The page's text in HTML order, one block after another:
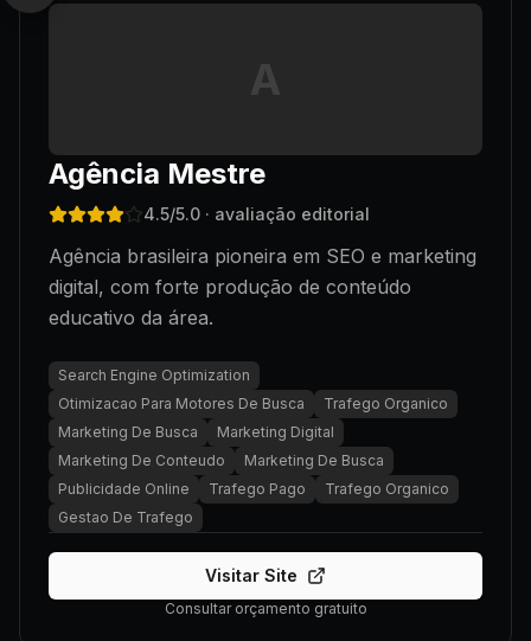
A
Agência Mestre
4.5/5.0 · avaliação editorial
Agência brasileira pioneira em SEO e marketing
digital, com forte produção de conteúdo
educativo da área.
Search Engine Optimization
Otimizacao Para Motores De Busca
Trafego Organico
Marketing De Busca
Marketing Digital
Marketing De Conteudo
Marketing De Busca
Publicidade Online
Trafego Pago
Trafego Organico
Gestao De Trafego
Visitar Site
Consultar orçamento gratuito